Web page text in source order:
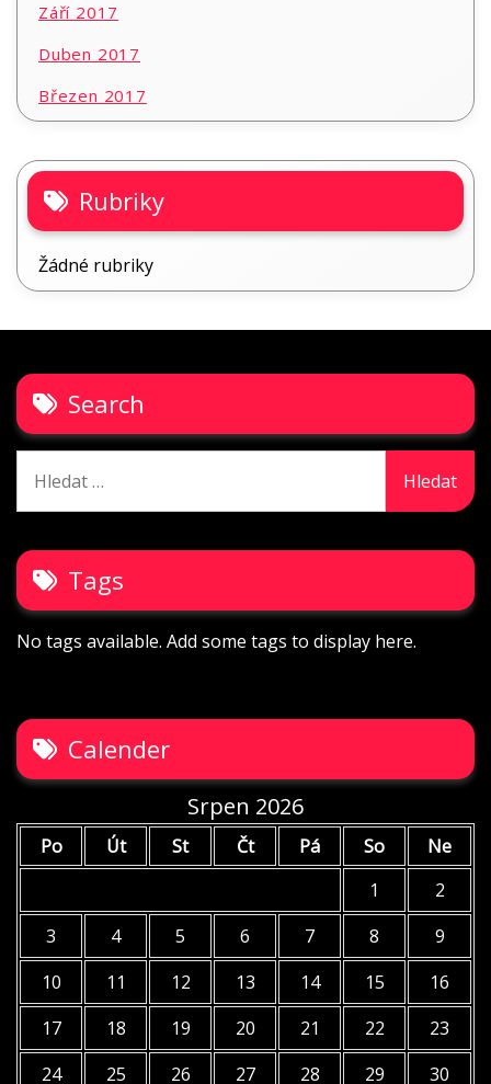
Září 2017
Duben 2017
Březen 2017
Rubriky
Žádné rubriky
Search
Tags
No tags available. Add some tags to display here.
Calender
Srpen 2026
Po Út St Čt Pá So
Ne
1
2
3
4 5 6 7 8
9
10
11 12 13 14 15
16
17
18 19 20 21 22
23
24
25 26 27 28 29 30